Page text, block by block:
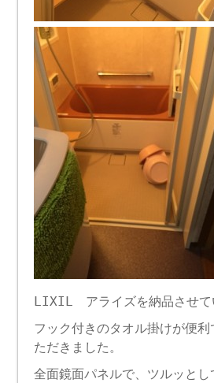
LIXIL アライズを納品させて
フック付きのタオル掛けが便
ただきました。
全面鏡面パネルで、ツルッと